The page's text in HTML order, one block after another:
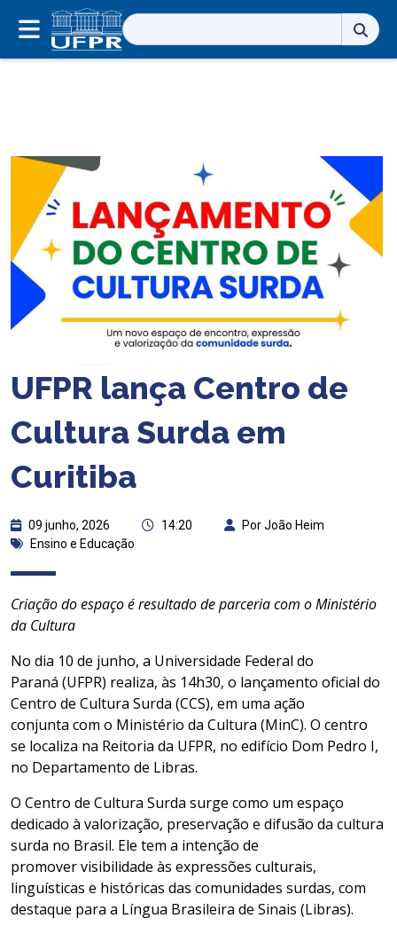
Pesquisar
por:
UFPR lança Centro de
Cultura Surda em
Curitiba
09 junho, 2026 14:20
Por João Heim
Ensino e Educação
Criação do espaço é resultado de parceria com o Ministério
da Cultura
No dia 10 de junho, a Universidade Federal do
Paraná (UFPR) realiza, às 14h30, o lançamento oficial do
Centro de Cultura Surda (CCS), em uma ação
conjunta com o Ministério da Cultura (MinC). O centro
se localiza na Reitoria da UFPR, no edifício Dom Pedro I,
no Departamento de Libras.
O Centro de Cultura Surda surge como um espaço
dedicado à valorização, preservação e difusão da cultura
surda no Brasil. Ele tem a intenção de
promover visibilidade às expressões culturais,
linguísticas e históricas das comunidades surdas, com
destaque para a Língua Brasileira de Sinais (Libras).